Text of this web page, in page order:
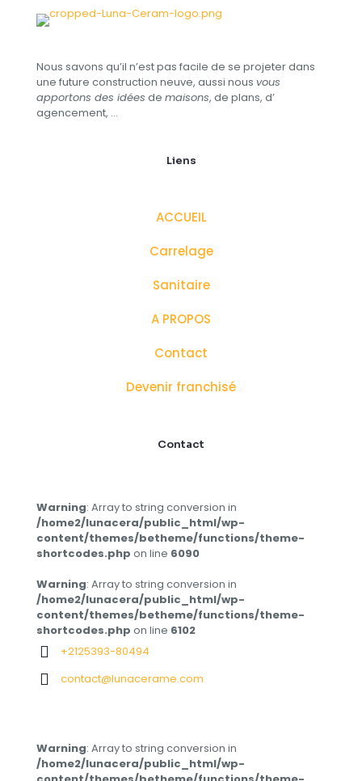
Nous savons qu’il n’est pas facile de se projeter dans
une future construction neuve, aussi nous vous
apportons des idées de maisons, de plans, d’​
agencement, …
Liens
ACCUEIL
Carrelage
Sanitaire
A PROPOS
Contact
Devenir franchisé
Contact
Warning: Array to string conversion in
/home2/lunacera/public_html/wp-
content/themes/betheme/functions/theme-
shortcodes.php on line 6090
Warning: Array to string conversion in
/home2/lunacera/public_html/wp-
content/themes/betheme/functions/theme-
shortcodes.php on line 6102
+2125393-80494
contact@lunacerame.com
Warning: Array to string conversion in
/home2/lunacera/public_html/wp-